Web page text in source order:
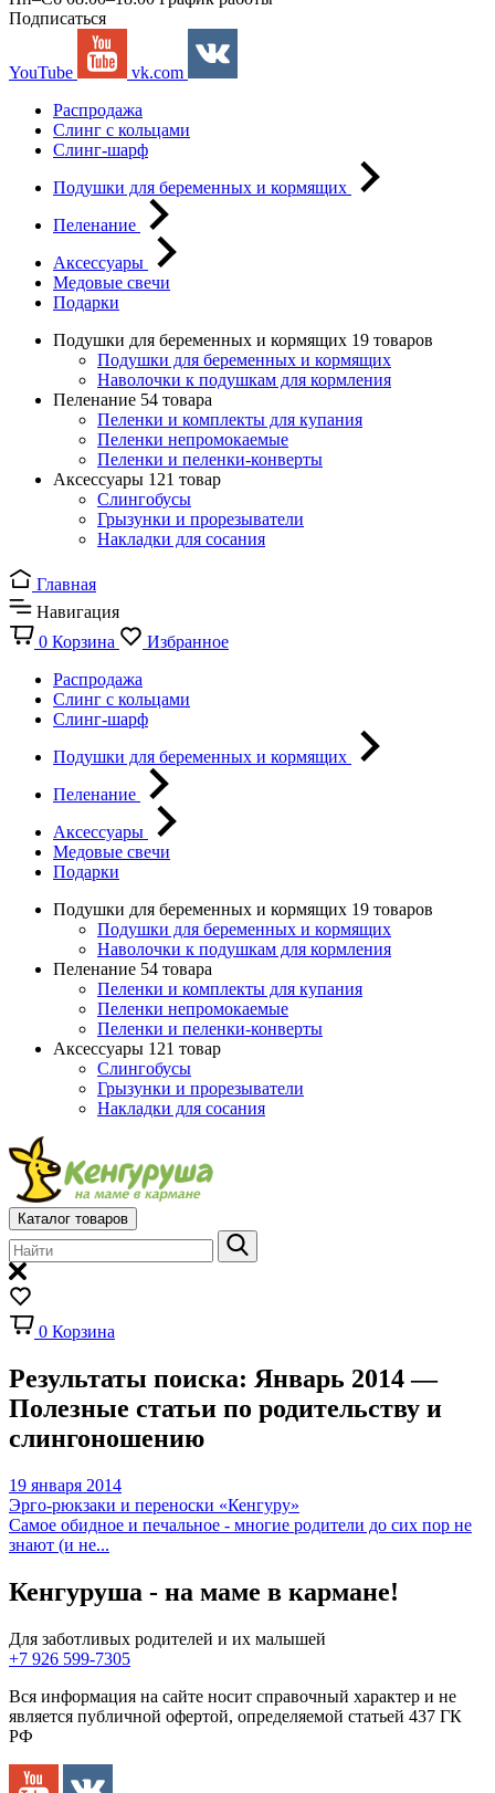
Подписаться
YouTube
vk.com
Распродажа
Слинг с кольцами
Слинг-шарф
Подушки для беременных и кормящих
Пеленание
Аксессуары
Медовые свечи
Подарки
Подушки для беременных и кормящих 19 товаров
Подушки для беременных и кормящих
Наволочки к подушкам для кормления
Пеленание 54 товара
Пеленки и комплекты для купания
Пеленки непромокаемые
Пеленки и пеленки-конверты
Аксессуары 121 товар
Слингобусы
Грызунки и прорезыватели
Накладки для сосания
Главная
Навигация
0 Корзина
Избранное
Распродажа
Слинг с кольцами
Слинг-шарф
Подушки для беременных и кормящих
Пеленание
Аксессуары
Медовые свечи
Подарки
Подушки для беременных и кормящих 19 товаров
Подушки для беременных и кормящих
Наволочки к подушкам для кормления
Пеленание 54 товара
Пеленки и комплекты для купания
Пеленки непромокаемые
Пеленки и пеленки-конверты
Аксессуары 121 товар
Слингобусы
Грызунки и прорезыватели
Накладки для сосания
Каталог товаров
0 Корзина
Результаты поиска: Январь 2014 —
Полезные статьи по родительству и
слингоношению
19 января 2014
Эрго-рюкзаки и переноски «Кенгуру»
Самое обидное и печальное - многие родители до сих пор не
знают (и не...
Кенгуруша - на маме в кармане!
Для заботливых родителей и их малышей
+7 926 599-7305
Вся информация на сайте носит справочный характер и не
является публичной офертой, определяемой статьей 437 ГК
РФ